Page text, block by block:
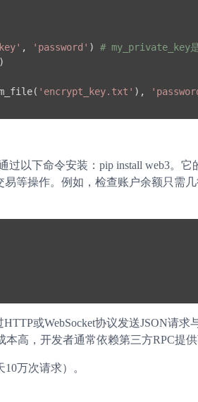
, 'password' ) # my_private_key是
)
'encrypt_key.txt' ),
过以下命令安装：pip install web3。
等操作。例如，检查账户余额只需几
或WebSocket协议发送JSON请求
高，开发者通常依赖第三方RPC提
万次请求）。